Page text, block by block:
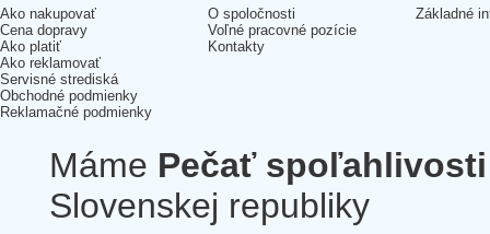
Ako nakupovať
Cena dopravy
Ako platiť
Ako reklamovať
Servisné strediská
Obchodné podmienky
Reklamačné podmienky
O spoločnosti
Voľné pracovné pozície
Kontakty
Základné
Máme Pečať spoľahlivosti
Slovenskej republiky